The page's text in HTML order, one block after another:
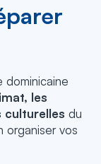
dominicaine
les
culturelles du
organiser vos